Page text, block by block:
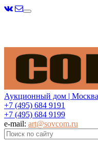
Меню
Аукционный дом |
+7 (495) 684 9191
+7 (495) 684 9199
e-mail: art@sovcom.ru